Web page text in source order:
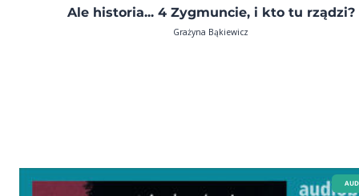
Ale historia... 4 Zygmuncie, i kto tu rządzi?
Grażyna Bąkiewicz